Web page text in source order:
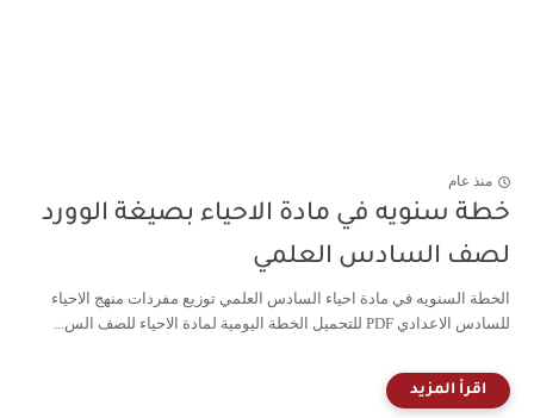
منذ عام
خطة سنويه في مادة الاحياء بصيغة الوورد
لصف السادس العلمي
الخطة السنويه في مادة احياء السادس العلمي توزيع مفردات منهج الاحياء
للسادس الاعدادي PDF للتحميل الخطة اليومية لمادة الاحياء للصف الس...